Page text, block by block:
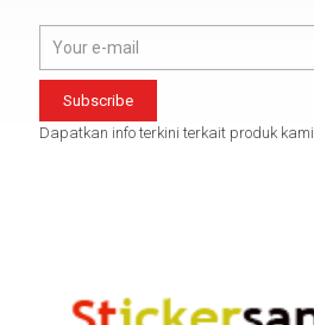
Dapatkan info terkini terkait produk kami